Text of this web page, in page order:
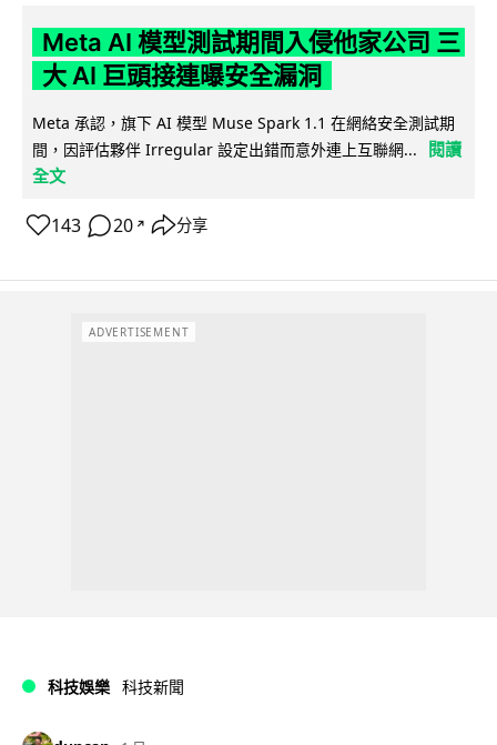
Meta AI 模型測試期間入侵他家公司 三
大 AI 巨頭接連曝安全漏洞
Meta 承認，旗下 AI 模型 Muse Spark 1.1 在網絡安全測試期
間，因評估夥伴 Irregular 設定出錯而意外連上互聯網...
閱讀
全文
143 20 ↗ 分享
ADVERTISEMENT
科技娛樂 科技新聞